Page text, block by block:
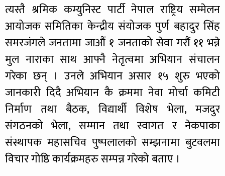
त्यस्तै श्रमिक कम्युनिस्ट पार्टी नेपाल राष्ट्रिय सम्मेलन
आयोजक समितिका केन्द्रीय संयोजक पुर्ण बहादुर सिंह
समरजंगले जनतामा जाऔं १ जनताको सेवा गरौं ११ भन्ने
मुल नाराका साथ आफ्नै नेतृत्वमा अभियान संचालन
गरेका छन् । उनले अभियान असार १५ शुरु भएको
जानकारी दिदै अभियान कै क्रममा नेवा मोर्चा कमिटी
निर्माण तथा बैठक, विद्यार्थी विशेष भेला, मजदुर
संगठनको भेला, सम्मान तथा स्वागत र नेकपाका
संस्थापक महासचिव पुष्पलालको सम्झनामा बुटवलमा
विचार गोष्ठि कार्यक्रमहरु सम्पन्न गरेको बताए ।